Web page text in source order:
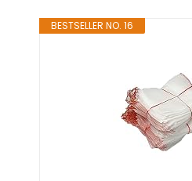
BESTSELLER NO. 16